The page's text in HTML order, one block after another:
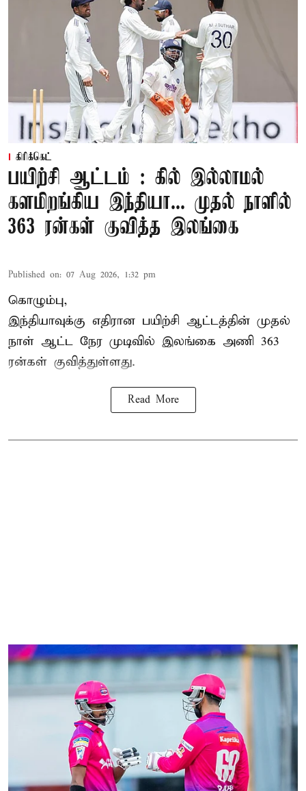
கிரிக்கெட்
பயிற்சி ஆட்டம் : கில் இல்லாமல்
களமிறங்கிய இந்தியா... முதல் நாளில்
363 ரன்கள் குவித்த இலங்கை
Published on: 07 Aug 2026, 1:32 pm
கொழும்பு,
இந்தியாவுக்கு எதிரான பயிற்சி ஆட்டத்தின் முதல்
நாள் ஆட்ட நேர முடிவில் இலங்கை அணி 363
ரன்கள் குவித்துள்ளது.
Read More